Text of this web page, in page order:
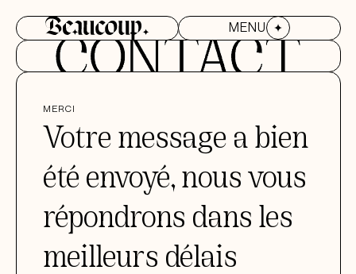
MENU
MENU
MERCI
Votre message a bien
été envoyé, nous vous
répondrons dans les
meilleurs délais